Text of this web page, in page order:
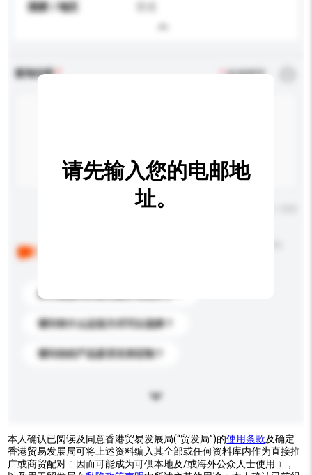
国家 / 地区
查询内容 *必须填写
你们能提供的最优惠价格是多少？
请问有什么运送方式可以选择？
请问你的产品是否支持定制？
请先输入您的电邮地
址。
本人确认已阅读及同意香港贸易发展局(“贸发局”)的使用条款及确定
香港贸易发展局可将上述资料编入其全部或任何资料库内作为直接推
广或商贸配对﹝因而可能成为可供本地及/或海外公众人士使用﹞，